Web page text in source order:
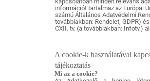
információt tartalmaz az Európai
számú Általános Adatvédelmi
továbbiakban: Rendelet, GDPR)
CXII. tv. (a továbbiakban: Infotv.)
A cookie-k használatával
tájékoztatás
Mi az a cookie?